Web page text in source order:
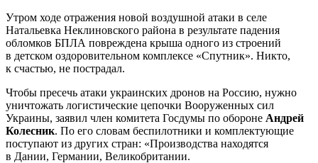
Утром ходе отражения новой воздушной атаки в селе
Натальевка Неклиновского района в результате падения
обломков БПЛА повреждена крыша одного из строений
в детском оздоровительном комплексе «Спутник». Никто,
к счастью, не пострадал.
Чтобы пресечь атаки украинских дронов на Россию, нужно
уничтожать логистические цепочки Вооруженных сил
Украины, заявил член комитета Госдумы по обороне Андрей
Колесник. По его словам беспилотники и комплектующие
поступают из других стран: «Производства находятся
в Дании, Германии, Великобритании.